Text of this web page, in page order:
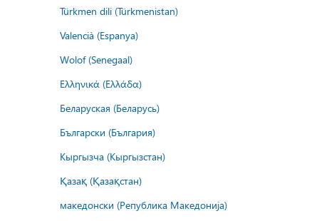
Türkmen dili (Türkmenistan)
Valencià (Espanya)
Wolof (Senegaal)
Ελληνικά (Ελλάδα)
Беларуская (Беларусь)
Български (България)
Кыргызча (Кыргызстан)
Қазақ (Қазақстан)
македонски (Република Македонија)